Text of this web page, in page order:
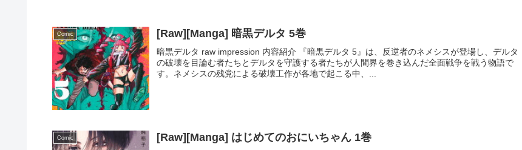
Comic [Raw][Manga] 暗黒デルタ 5巻
暗黒デルタ raw impression 内容紹介 『暗黒デルタ 5』は、反逆者のネメシスが登場し、デルタ
の破壊を目論む者たちとデルタを守護する者たちが人間界を巻き込んだ全面戦争を戦う物語で
す。ネメシスの残党による破壊工作が各地で起こる中、...
Comic [Raw][Manga] はじめてのおにいちゃん 1巻